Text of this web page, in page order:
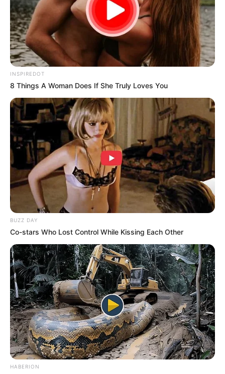
¡BOMBAZO EN EL POP!
Thalía sorprende a
todos con una
revelación inédita que
paraliza por completo
el mundo del
espectáculo
INSPIREDOT
8 Things A Woman Does If She Truly Loves You
BUZZ DAY
Co-stars Who Lost Control While Kissing Each Other
HABERION